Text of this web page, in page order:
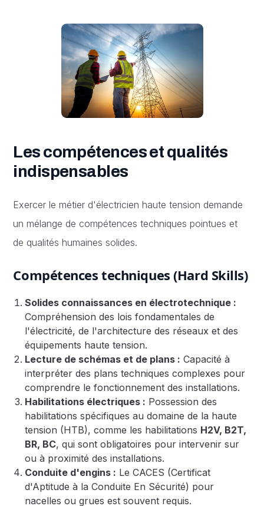
Les compétences et qualités
indispensables
Exercer le métier d'électricien haute tension demande
un mélange de compétences techniques pointues et
de qualités humaines solides.
Compétences techniques (Hard Skills)
Solides connaissances en électrotechnique :
Compréhension des lois fondamentales de
l'électricité, de l'architecture des réseaux et des
équipements haute tension.
Lecture de schémas et de plans : Capacité à
interpréter des plans techniques complexes pour
comprendre le fonctionnement des installations.
Habilitations électriques : Possession des
habilitations spécifiques au domaine de la haute
tension (HTB), comme les habilitations H2V, B2T,
BR, BC, qui sont obligatoires pour intervenir sur
ou à proximité des installations.
Conduite d'engins : Le CACES (Certificat
d'Aptitude à la Conduite En Sécurité) pour
nacelles ou grues est souvent requis.